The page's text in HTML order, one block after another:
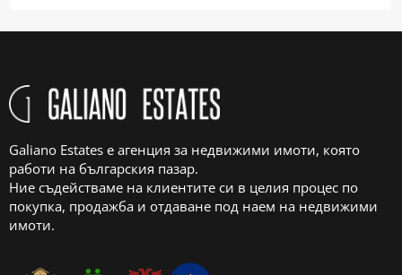
Galiano Estates е агенция за недвижими имоти, която
работи на българския пазар.
Ние съдействаме на клиентите си в целия процес по
покупка, продажба и отдаване под наем на недвижими
имоти.